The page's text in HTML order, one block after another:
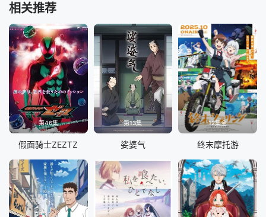
相关推荐
第46集
假面骑士ZEZTZ
第13集
娑婆气
12集全
终末摩托游